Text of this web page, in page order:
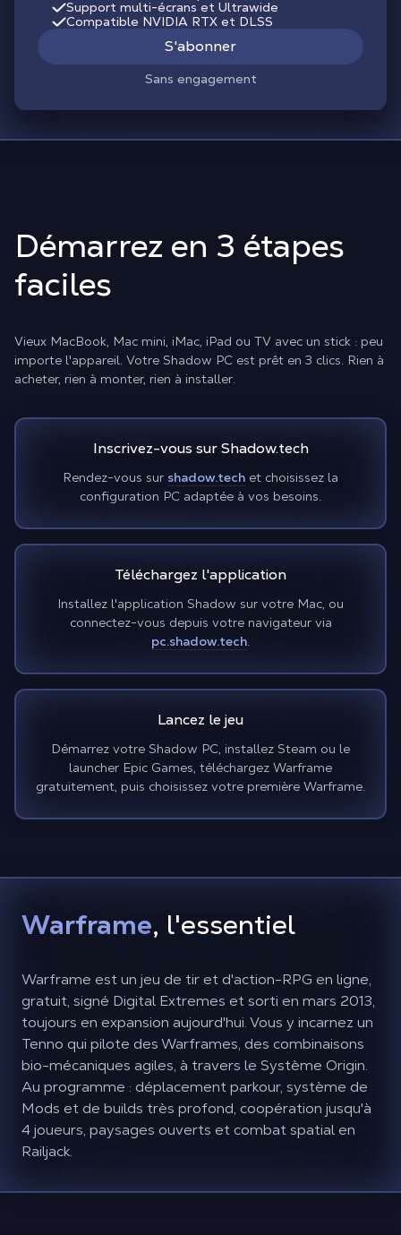
Support multi-écrans et Ultrawide
Compatible NVIDIA RTX et DLSS
S'abonner
Sans engagement
Démarrez en 3 étapes
faciles
Vieux MacBook, Mac mini, iMac, iPad ou TV avec un stick : peu
importe l'appareil. Votre Shadow PC est prêt en 3 clics. Rien à
acheter, rien à monter, rien à installer.
Inscrivez-vous sur Shadow.tech
Rendez-vous sur shadow.tech et choisissez la
configuration PC adaptée à vos besoins.
Téléchargez l'application
Installez l'application Shadow sur votre Mac, ou
connectez-vous depuis votre navigateur via
pc.shadow.tech.
Lancez le jeu
Démarrez votre Shadow PC, installez Steam ou le
launcher Epic Games, téléchargez Warframe
gratuitement, puis choisissez votre première Warframe.
Warframe, l'essentiel
Warframe est un jeu de tir et d'action-RPG en ligne,
gratuit, signé Digital Extremes et sorti en mars 2013,
toujours en expansion aujourd'hui. Vous y incarnez un
Tenno qui pilote des Warframes, des combinaisons
bio-mécaniques agiles, à travers le Système Origin.
Au programme : déplacement parkour, système de
Mods et de builds très profond, coopération jusqu'à
4 joueurs, paysages ouverts et combat spatial en
Railjack.